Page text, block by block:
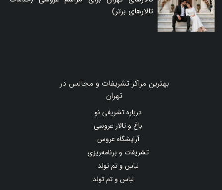
تالارهای برتر)
بهترین مراکز تشریفات و مجالس در
تهران
درباره تشریفی نو
باغ و تالار عروسی
آرایشگاه عروس
تشریفات و برنامه‌ریزی
لباس و تم تولد
لباس و تم تولد